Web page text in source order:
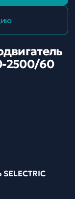
2500/60